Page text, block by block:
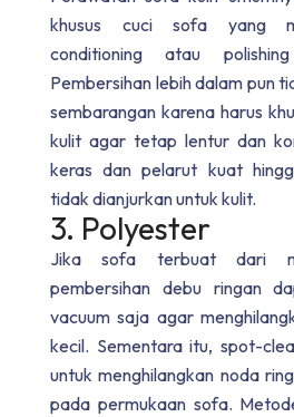
khusus cuci sofa yang
conditioning atau
Pembersihan lebih dalam pun
sembarangan karena harus
kulit agar tetap lentur dan
keras dan pelarut kuat
tidak dianjurkan untuk kulit.
3. Polyester
Jika sofa terbuat dari
pembersihan debu ringan
vacuum saja agar
kecil. Sementara itu, spot-
untuk menghilangkan noda
pada permukaan sofa.